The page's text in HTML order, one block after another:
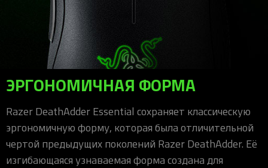
ЭРГОНОМИЧНАЯ ФОРМА
Razer DeathAdder Essential сохраняет классическую
эргономичную форму, которая была отличительной
чертой предыдущих поколений Razer DeathAdder. Её
изгибающаяся узнаваемая форма создана для